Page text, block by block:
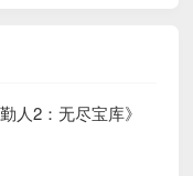
人2：无尽宝库》